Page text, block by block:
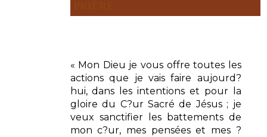
« Mon Dieu je vous offre toutes les
actions que je vais faire aujourd?
hui, dans les intentions et pour la
gloire du C?ur Sacré de Jésus ; je
veux sanctifier les battements de
mon c?ur, mes pensées et mes ?